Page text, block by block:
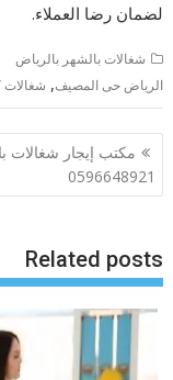
لضمان رضا العملاء.
شغالات بالشهر بالرياض
الرياض حى المصيف, شغالات
تصفّح
المقالات
مكتب إيجار شغالات
0596648921
Related posts